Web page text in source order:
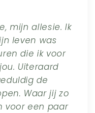
mijn allesie. Ik
leven was
die ik voor
Uiteraard
de
Waar jij zo
voor een paar